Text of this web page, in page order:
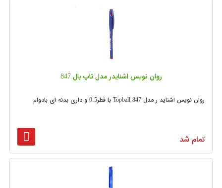
روان نویس اشنایدر مدل تاپ بال 847
روان نویس اشناید ر مدل Topball 847 با قطر0.5 و داری بدنه ای بادوام
تمام شد